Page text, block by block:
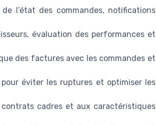
l’état des commandes, notifications
évaluation des performances et
des factures avec les commandes et
éviter les ruptures et optimiser les
cadres et aux caractéristiques